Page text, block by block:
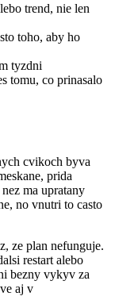
trend, nie len
toho, aby ho
tyzdni
tomu, co prinasalo
cvikoch byva
prida
ma upratany
no vnutri to casto
ze plan nefunguje.
restart alebo
bezny vykyv za
aj v